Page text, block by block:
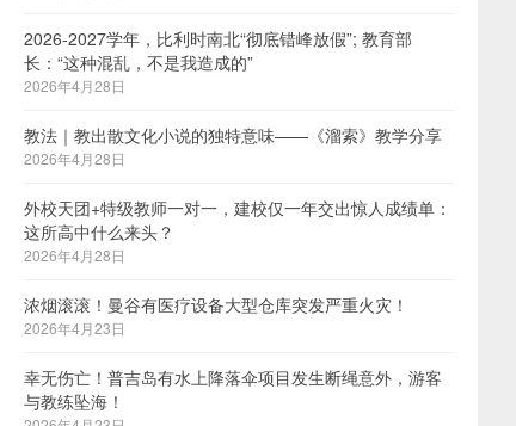
2026-2027学年，比利时南北“彻底错峰放假”; 教育部
长：“这种混乱，不是我造成的”
2026年4月28日
教法｜教出散文化小说的独特意味——《溜索》教学分享
2026年4月28日
外校天团+特级教师一对一，建校仅一年交出惊人成绩单：
这所高中什么来头？
2026年4月28日
浓烟滚滚！曼谷有医疗设备大型仓库突发严重火灾！
2026年4月23日
幸无伤亡！普吉岛有水上降落伞项目发生断绳意外，游客
与教练坠海！